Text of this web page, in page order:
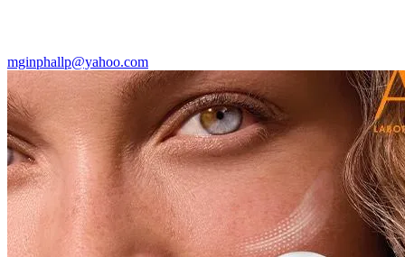
mginphallp@yahoo.com